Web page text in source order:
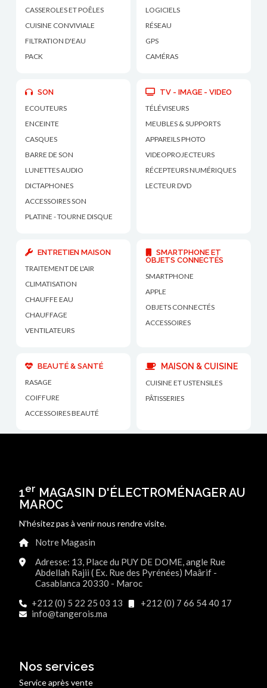
CASSEROLES ET POÊLES
CUISINE CONVIVIALE
FILTRATION D'EAU
PACK
LOGICIELS
RÉSEAU
GPS
CAMÉRAS
SON
ECOUTEURS
ENCEINTE
CASQUES
BARRE DE SON
LUNETTES AUDIO
DICTAPHONES
ACCESSOIRES SON
PLATINE - TOURNE DISQUE
TV - IMAGE - VIDEO
TÉLÉVISEURS
MEUBLES & SUPPORTS
APPAREILS PHOTO
VIDEOPROJECTEURS
RÉCEPTEURS NUMÉRIQUES
LECTEUR DVD
ENTRETIEN MAISON
TRAITEMENT DE L'AIR
CLIMATISATION
CHAUFFE EAU
CHAUFFAGE
VENTILATEURS
SMARTPHONE ET
OBJETS CONNECTÉS
SMARTPHONE
APPLE
OBJETS CONNECTÉS
ACCESSOIRES
BEAUTÉ & SANTÉ
RASAGE
COIFFURE
ACCESSOIRES BEAUTÉ
MAISON & CUISINE
CUISINE ET USTENSILES
PÂTISSERIES
1er MAGASIN D'ÉLECTROMÉNAGER AU
MAROC
N'hésitez pas à venir nous rendre visite.
Notre Magasin
Adresse: 13, Place du PUY DE DOME, angle Rue
Abdellah Rajii ( Ex. Rue des Pyrénées) Maârif -
Casablanca 20330 - Maroc
+212 (0) 5 22 25 03 13
+212 (0) 7 66 54 40 17
info@tangerois.ma
Nos services
Service après vente